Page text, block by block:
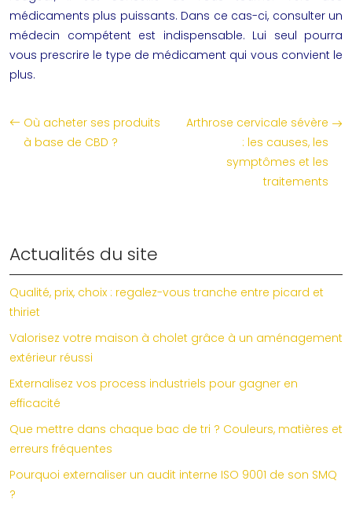
médicaments plus puissants. Dans ce cas-ci, consulter un
médecin compétent est indispensable. Lui seul pourra
vous prescrire le type de médicament qui vous convient le
plus.
Où acheter ses produits
à base de CBD ?
Arthrose cervicale sévère
: les causes, les
symptômes et les
traitements
Actualités du site
Qualité, prix, choix : regalez-vous tranche entre picard et
thiriet
Valorisez votre maison à cholet grâce à un aménagement
extérieur réussi
Externalisez vos process industriels pour gagner en
efficacité
Que mettre dans chaque bac de tri ? Couleurs, matières et
erreurs fréquentes
Pourquoi externaliser un audit interne ISO 9001 de son SMQ
?